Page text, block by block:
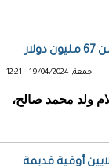
جمعة, 19/04/2024 - 12:21
ولد محمد صالح،